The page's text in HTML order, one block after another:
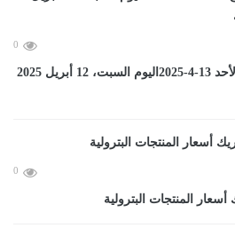
0
حظك اليوم.. توقعات الابراج الأحد 13-4-2025اليوم السبت، 12 أبريل 2025
0